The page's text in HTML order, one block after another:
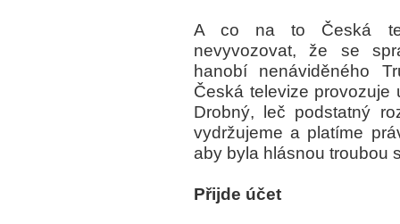
A co na to Česká
nevyvozovat, že se
hanobí nenáviděného
Česká televize
Drobný, leč podstatný
vydržujeme a platíme
aby byla hlásnou troubou
Přijde účet